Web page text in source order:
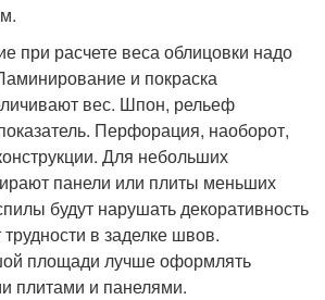
при расчете веса облицовки надо
и покраска
вес. Шпон, рельеф
Перфорация, наоборот,
Для небольших
панели или плиты меньших
будут нарушать декоративность
трудности в заделке швов.
площади лучше оформлять
плитами и панелями.